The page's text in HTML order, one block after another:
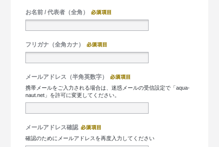
お名前 / 代表者（全角）
フリガナ（全角カナ）
メールアドレス（半角英数字）
携帯メールをご入力される場合は、迷惑メールの受信設定で「aqua-
naut.net」を許可に変更してください。
メールアドレス確認
確認のためにメールアドレスを再度入力してください